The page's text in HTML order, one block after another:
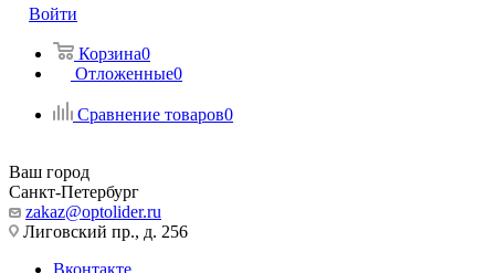
Войти
Корзина0
Отложенные0
Сравнение товаров0
Ваш город
Санкт-Петербург
zakaz@optolider.ru
Лиговский пр., д. 256
Вконтакте